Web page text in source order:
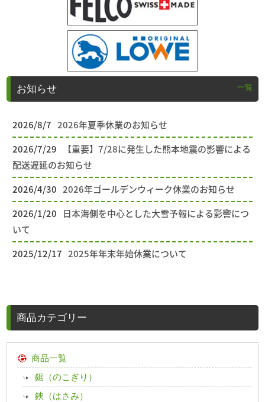
お知らせ 一覧
2026/8/7 2026年夏季休業のお知らせ
2026/7/29
【重要】7/28に発生した熊本地震の影響による
配送遅延のお知らせ
2026/4/30 2026年ゴールデンウィーク休業のお知らせ
2026/1/20
日本海側を中心とした大雪予報による影響につ
いて
2025/12/17 2025年年末年始休業について
商品カテゴリー
商品一覧
鋸（のこぎり）
鋏（はさみ）